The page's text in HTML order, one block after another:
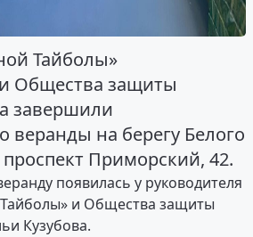
Тайболы»
Общества защиты
завершили
веранды на берегу Белого
Приморский, 42.
появилась у руководителя
и Общества защиты
Кузубова.